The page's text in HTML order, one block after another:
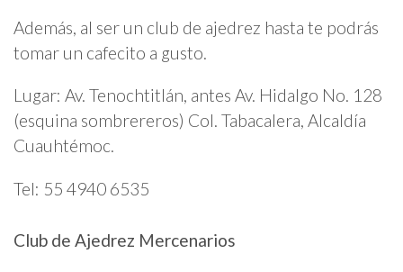
Además, al ser un club de ajedrez hasta te podrás
tomar un cafecito a gusto.
Lugar: Av. Tenochtitlán, antes Av. Hidalgo No. 128
(esquina sombrereros) Col. Tabacalera, Alcaldía
Cuauhtémoc.
Tel: 55 4940 6535
Club de Ajedrez Mercenarios